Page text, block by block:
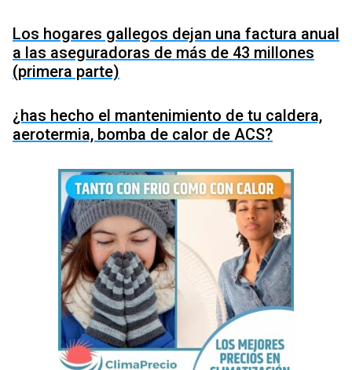
Los hogares gallegos dejan una factura anual
a las aseguradoras de más de 43 millones
(primera parte)
¿has hecho el mantenimiento de tu caldera,
aerotermia, bomba de calor de ACS?